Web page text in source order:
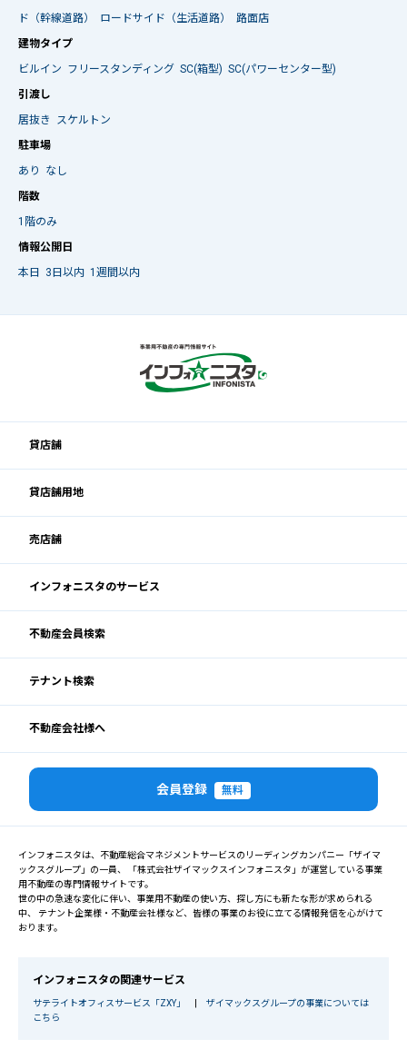
ド（幹線道路）
ロードサイド（生活道路）
路面店
建物タイプ
ビルイン フリースタンディング SC(箱型) SC(パワーセンター型)
引渡し
居抜き
スケルトン
駐車場
あり
なし
階数
1階のみ
情報公開日
本日
3日以内 1週間以内
貸店舗
貸店舗用地
売店舗
インフォニスタのサービス
不動産会員検索
テナント検索
不動産会社様へ
会員登録 無料
インフォニスタは、不動産総合マネジメントサービスのリーディングカンパニー「ザイマ
ックスグループ」の一員、 「株式会社ザイマックスインフォニスタ」が運営している事業
用不動産の専門情報サイトです。
世の中の急速な変化に伴い、事業用不動産の使い方、探し方にも新たな形が求められる
中、 テナント企業様・不動産会社様など、皆様の事業のお役に立てる情報発信を心がけて
おります。
インフォニスタの関連サービス
サテライトオフィスサービス「ZXY」
ザイマックスグループの事業については
こちら